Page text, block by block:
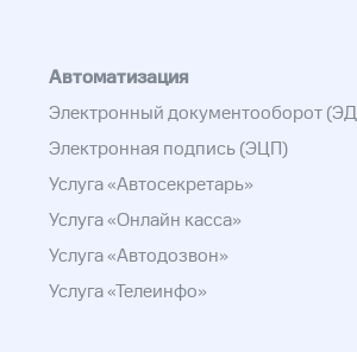
Автоматизация
Электронный документооборот
Электронная подпись (ЭЦП)
Услуга «Автосекретарь»
Услуга «Онлайн касса»
Услуга «Автодозвон»
Услуга «Телеинфо»